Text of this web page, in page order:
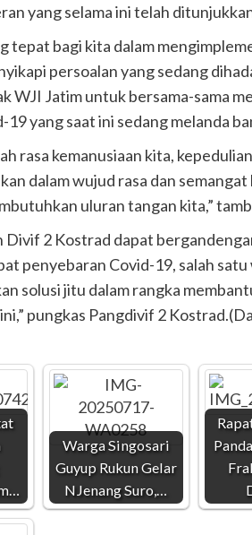
yang selama ini telah
tepat bagi kita dalam
persoalan yang sedang
WJI Jatim untuk bersama-sama
yang saat ini sedang melanda
rasa kemanusiaan kita,
dalam wujud rasa dan
uluran tangan kita,”
Divif 2 Kostrad dapat
penyebaran Covid-19, salah
solusi jitu dalam rangka
pungkas Pangdivif 2
Warga Singosari
Guyup Rukun Gelar
NJenang Suro,…